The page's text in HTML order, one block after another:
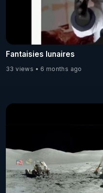
Fantaisies lunaires
33 views 6 months ago